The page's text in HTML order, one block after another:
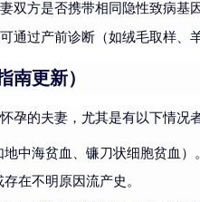
妻双方是否携带相同隐性致病基
可通过产前诊断（如绒毛取样、
更新）
孕的夫妻，尤其是有以下情况
中海贫血、镰刀状细胞贫血）
在不明原因流产史。